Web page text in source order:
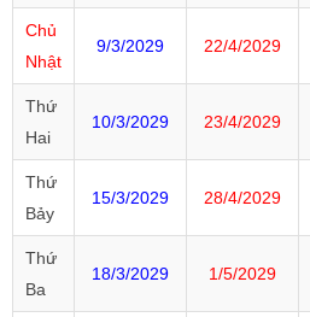
Chủ
Nhật
9/3/2029 22/4/2029
Thứ
Hai
10/3/2029 23/4/2029
Thứ
Bảy
15/3/2029 28/4/2029
Thứ
Ba
18/3/2029 1/5/2029